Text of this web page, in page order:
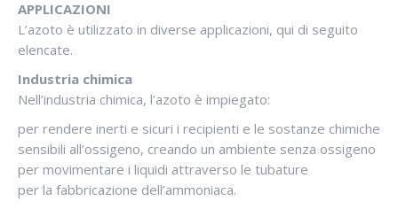
APPLICAZIONI
L’azoto è utilizzato in diverse applicazioni, qui di seguito
elencate.
Industria chimica
Nell’industria chimica, l’azoto è impiegato:
per rendere inerti e sicuri i recipienti e le sostanze chimiche
sensibili all’ossigeno, creando un ambiente senza ossigeno
per movimentare i liquidi attraverso le tubature
per la fabbricazione dell’ammoniaca.